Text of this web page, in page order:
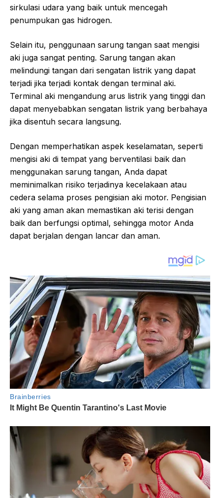
sirkulasi udara yang baik untuk mencegah
penumpukan gas hidrogen.
Selain itu, penggunaan sarung tangan saat mengisi
aki juga sangat penting. Sarung tangan akan
melindungi tangan dari sengatan listrik yang dapat
terjadi jika terjadi kontak dengan terminal aki.
Terminal aki mengandung arus listrik yang tinggi dan
dapat menyebabkan sengatan listrik yang berbahaya
jika disentuh secara langsung.
Dengan memperhatikan aspek keselamatan, seperti
mengisi aki di tempat yang berventilasi baik dan
menggunakan sarung tangan, Anda dapat
meminimalkan risiko terjadinya kecelakaan atau
cedera selama proses pengisian aki motor. Pengisian
aki yang aman akan memastikan aki terisi dengan
baik dan berfungsi optimal, sehingga motor Anda
dapat berjalan dengan lancar dan aman.